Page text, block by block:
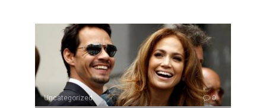
Uncategorized 0